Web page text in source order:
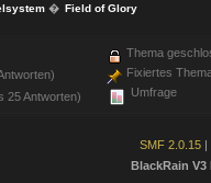
� Field of Glory
25 Antworten)
Thema
Fixiertes
Umfrage
SMF 2.0.15 |
BlackRain V3